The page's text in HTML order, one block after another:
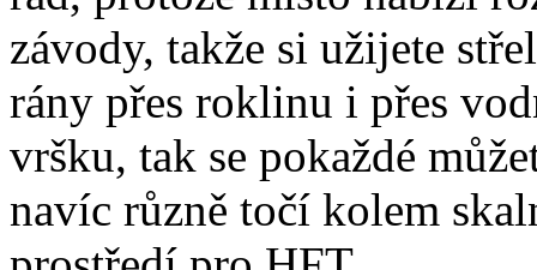
závody, takže si užijete
rány přes roklinu i přes
vršku, tak se pokaždé
navíc různě točí kolem